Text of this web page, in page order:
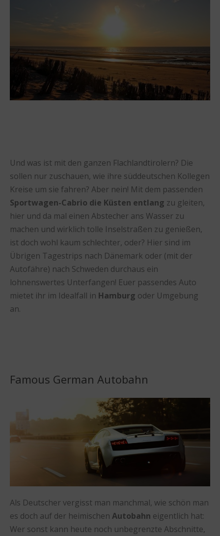
Und was ist mit den ganzen Flachlandtirolern? Die
sollen nur zuschauen, wie ihre süddeutschen Kollegen
Kreise um sie fahren? Aber nein! Mit dem passenden
Sportwagen-Cabrio die Küsten entlang zu gleiten,
hier und da mal einen Abstecher ans Wasser zu
machen und wirklich tolle Inselstraßen zu genießen,
ist doch wohl kaum schlechter, oder? Hier sind im
Übrigen Tagestrips nach Dänemark oder (mit der
Autofähre) nach Schweden durchaus ein
lohnenswertes Unterfangen! Euer passendes Auto
mietet ihr im Idealfall in Hamburg oder Umgebung
an.
Famous German Autobahn
Als Deutscher vergisst man manchmal, wie schön man
es doch auf der heimischen Autobahn eigentlich hat:
Wer sonst kann heute noch unbegrenzte Abschnitte,